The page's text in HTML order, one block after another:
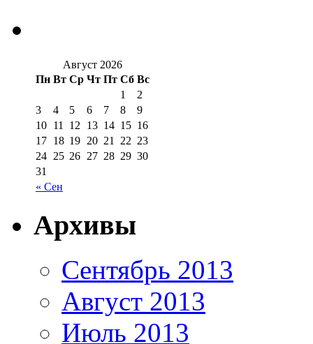
Август 2026
Пн Вт Ср Чт Пт Сб Вс
« Сен
1
2
3
4 5 6 7 8
9
10 11 12 13 14 15 16
17 18 19 20 21 22 23
24 25 26 27 28 29 30
31
Архивы
Сентябрь 2013
Август 2013
Июль 2013